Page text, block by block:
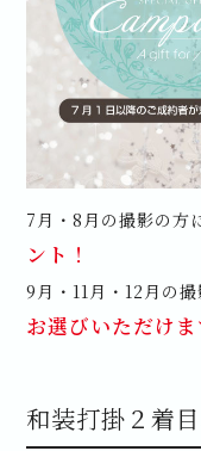
7月・8月の撮影の方
ント！
9月・11月・12月の
お選びいただけま
和装打掛２着